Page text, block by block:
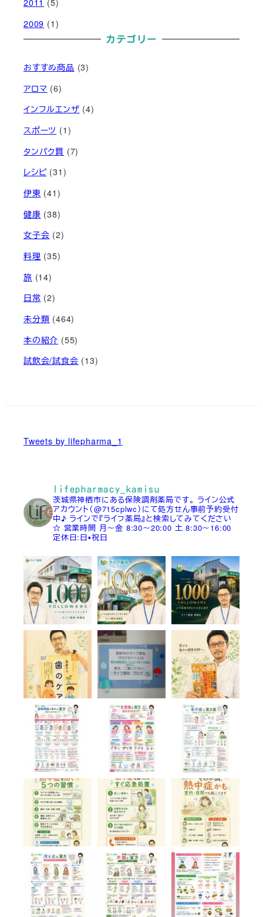
2011 (5)
2009 (1)
カテゴリー
おすすめ商品 (3)
アロマ (6)
インフルエンザ (4)
スポーツ (1)
タンパク質 (7)
レシピ(31)
伊東 (41)
健康 (38)
女子会 (2)
料理 (35)
旅 (14)
日常 (2)
未分類 (464)
本の紹介 (55)
試飲会/試食会 (13)
Tweets by lifepharma_1
lifepharmacy_kamisu
茨城県神栖市にある保険調剤薬局です。 ライン公式
アカウント（@715cplwc）にて処方せん事前予約受付
中♪ ラインで『ライフ薬局』と検索してみてください
☆ 営業時間 月～金 8:30～20:00 土 8:30～16:00
定休日:日▪祝日